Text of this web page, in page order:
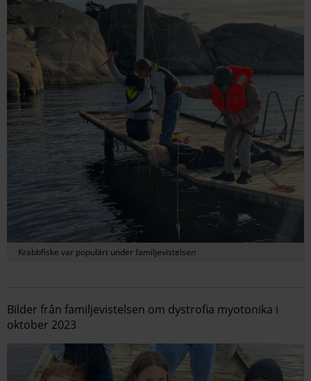
Krabbfiske var populärt under familjevistelsen
Bilder från familjevistelsen om dystrofia myotonika i
oktober 2023